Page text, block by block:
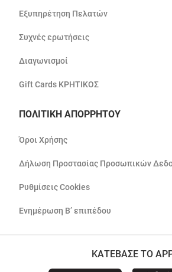
Εξυπηρέτηση Πελατών
Συχνές ερωτήσεις
Διαγωνισμοί
Gift Cards ΚΡΗΤΙΚΟΣ
ΠΟΛΙΤΙΚΗ ΑΠΟΡΡΗΤΟΥ
Όροι Χρήσης
Δήλωση Προστασίας Προσωπικών
Ρυθμίσεις Cookies
Ενημέρωση Β’ επιπέδου
ΚΑΤΕΒΑΣΕ ΤΟ